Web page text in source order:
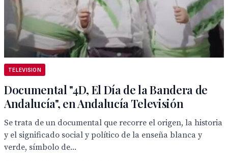
TELEVISION
Documental "4D, El Día de la Bandera de
Andalucía", en Andalucía Televisión
Se trata de un documental que recorre el origen, la historia
y el significado social y político de la enseña blanca y
verde, símbolo de...